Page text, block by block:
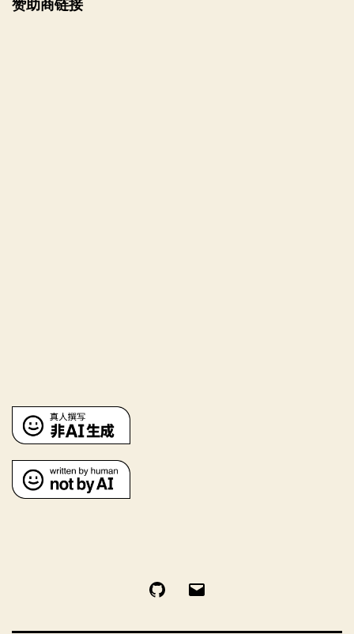
赞助商链接
GitHub